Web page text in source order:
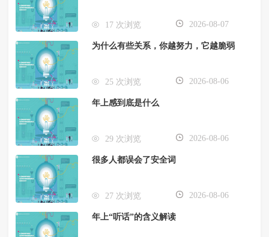
17 次浏览 2026-08-07
为什么有些关系，你越努力，它越脆弱
25 次浏览 2026-08-06
年上感到底是什么
29 次浏览 2026-08-06
很多人都误会了安全词
27 次浏览 2026-08-06
年上“听话”的含义解读